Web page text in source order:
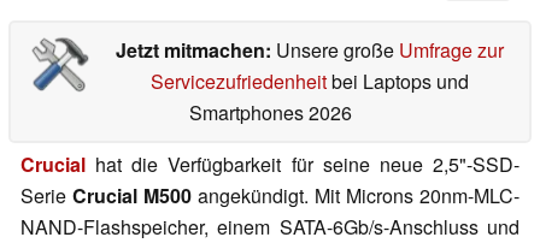
Jetzt mitmachen: Unsere große Umfrage zur
Servicezufriedenheitbei Laptops und
Smartphones 2026
Crucial hat die Verfügbarkeit für seine neue 2,5"-SSD-
Serie Crucial M500 angekündigt. Mit Microns 20nm-MLC-
NAND-Flashspeicher, einem SATA-6Gb/s-Anschluss und